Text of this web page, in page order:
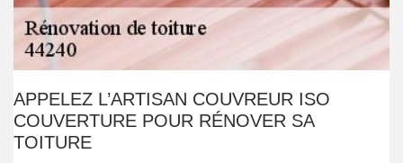
APPELEZ L’ARTISAN COUVREUR ISO
COUVERTURE POUR RÉNOVER SA
TOITURE